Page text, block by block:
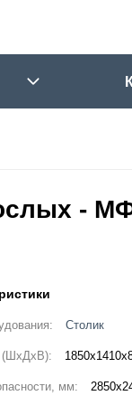
-
Столик
(ШхДхВ):
мм: